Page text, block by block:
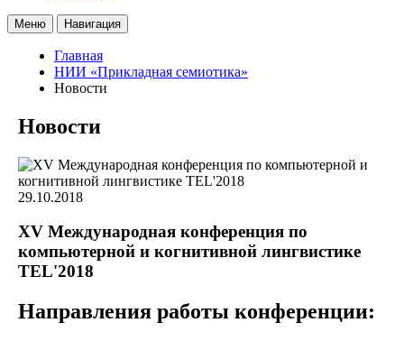
Меню Навигация
Главная
НИИ «Прикладная семиотика»
Новости
Новости
29.10.2018
XV Международная конференция по
компьютерной и когнитивной лингвистике
TEL'2018
Направления работы конференции: